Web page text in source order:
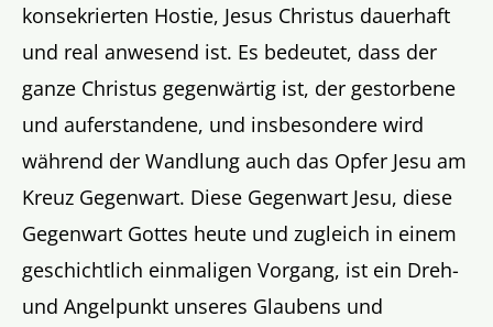
konsekrierten Hostie, Jesus Christus dauerhaft
und real anwesend ist. Es bedeutet, dass der
ganze Christus gegenwärtig ist, der gestorbene
und auferstandene, und insbesondere wird
während der Wandlung auch das Opfer Jesu am
Kreuz Gegenwart. Diese Gegenwart Jesu, diese
Gegenwart Gottes heute und zugleich in einem
geschichtlich einmaligen Vorgang, ist ein Dreh-
und Angelpunkt unseres Glaubens und